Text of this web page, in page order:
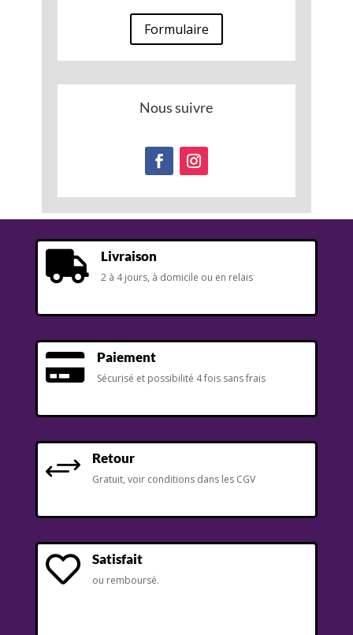
Formulaire
Nous suivre
 Livraison
2 à 4 jours, à domicile ou en relais
 Paiement
Sécurisé et possibilité 4 fois sans frais
+ Retour
Gratuit, voir conditions dans les CGV
 Satisfait
ou remboursé.